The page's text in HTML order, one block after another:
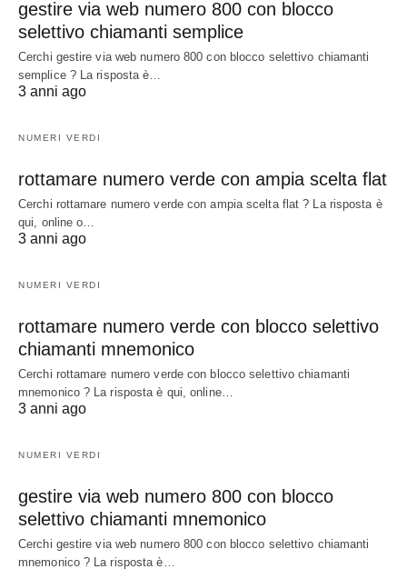
gestire via web numero 800 con blocco
selettivo chiamanti semplice
Cerchi gestire via web numero 800 con blocco selettivo chiamanti
semplice ? La risposta è…
3 anni ago
NUMERI VERDI
rottamare numero verde con ampia scelta flat
Cerchi rottamare numero verde con ampia scelta flat ? La risposta è
qui, online o…
3 anni ago
NUMERI VERDI
rottamare numero verde con blocco selettivo
chiamanti mnemonico
Cerchi rottamare numero verde con blocco selettivo chiamanti
mnemonico ? La risposta è qui, online…
3 anni ago
NUMERI VERDI
gestire via web numero 800 con blocco
selettivo chiamanti mnemonico
Cerchi gestire via web numero 800 con blocco selettivo chiamanti
mnemonico ? La risposta è…